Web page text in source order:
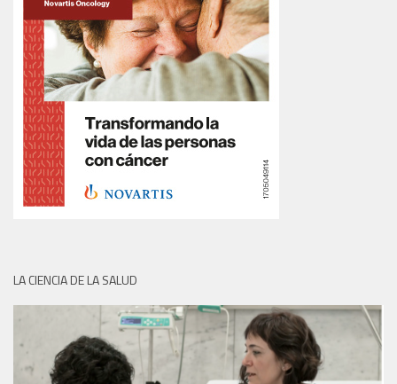
LA CIENCIA DE LA SALUD